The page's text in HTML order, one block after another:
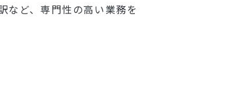
など、専門性の高い業務を